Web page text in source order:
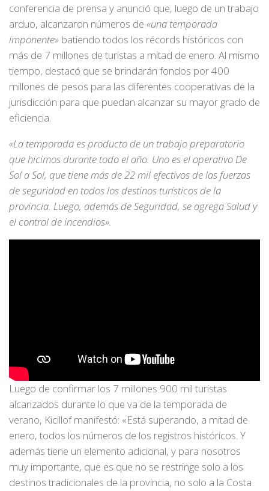
conferencia de prensa y anunció que, luego de un trabajo
arduo, alcanzaron números de «una temporada
imponente» batiendo todos los récords históricos con
más de 7 millones de turistas a mitad de enero. Al mismo
tiempo, destacó que se brindarán fondos por 400
millones de pesos para las diferentes cooperativas de la
jurisdicción para que puedan alcanzar su mayor grado de
eficiencia.
«La temporada es producto de un trabajo preparatorio
que hicimos durante todo el año. Uno es el operativo De
Sol a Sol, que tiene más de 22 mil efectivos de las fuerzas
de seguridad en todos los destinos turísticos de la
provincia. Luego, además de Seguridad, se agrega Salud y
el control de incendios».
Luego de confirmar los 7 millones 900 mil turistas
alcanzados durante lo que va de la temporada de
verano, Kicillof manifestó: «Está superando, a mitad de
enero, todos los números de los registros históricos. Y
además tiene un elemento adicional, y para nosotros
muy importante, que es que no se restringe solo a los
destinos tradicionales de la provincia, no solo a la Costa